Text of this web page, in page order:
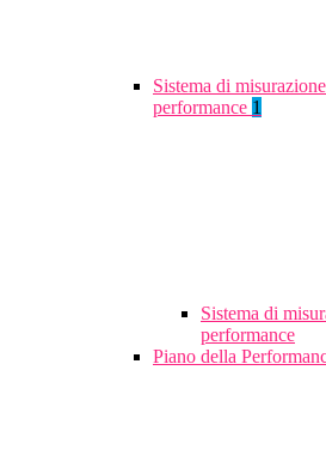
Sistema di
performance 1
Sistema di
performance
Piano della